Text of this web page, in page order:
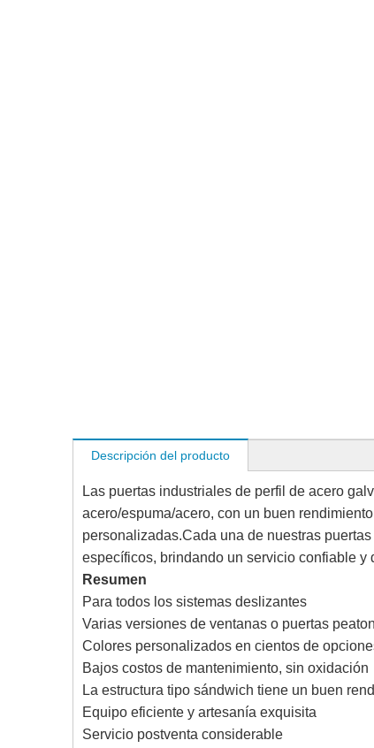
Descripción del producto
Las puertas industriales de perfil de acero
acero/espuma/acero, con un buen
personalizadas.Cada una de nuestras
específicos, brindando un servicio confiable y
Resumen
Para todos los sistemas deslizantes
Varias versiones de ventanas o puertas
Colores personalizados en cientos de
Bajos costos de mantenimiento, sin oxidación
La estructura tipo sándwich tiene un buen
Equipo eficiente y artesanía exquisita
Servicio postventa considerable